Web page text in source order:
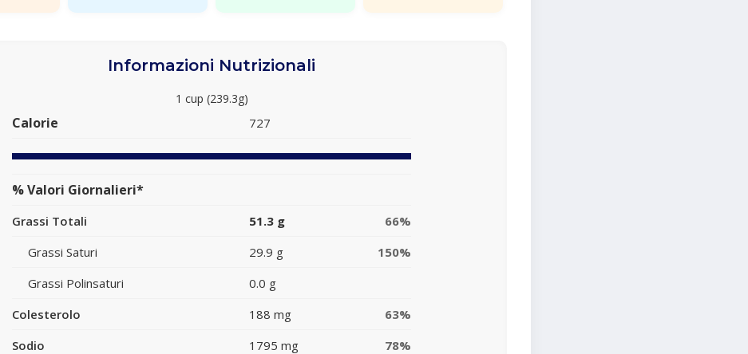
Informazioni Nutrizionali
1 cup (239.3g)
Calorie 727
% Valori Giornalieri*
Grassi Totali 51.3 g
66%
Grassi Saturi
29.9 g
150%
Grassi Polinsaturi
0.0 g
Colesterolo
188 mg
63%
Sodio
1795 mg
78%